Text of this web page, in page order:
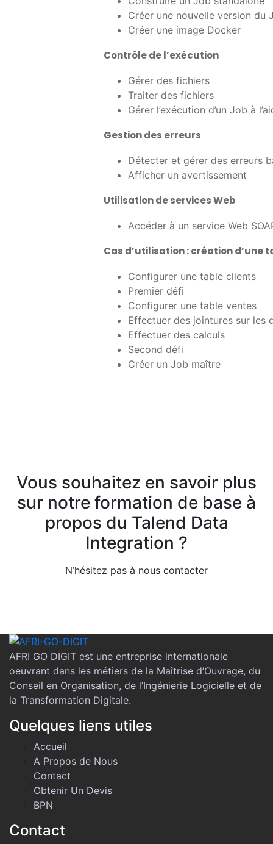
Créer une nouvelle version du
Créer une image Docker
Contrôle de l’exécution
Gérer des fichiers
Traiter des fichiers
Gérer l’exécution d’un Job à
Gestion des erreurs
Détecter et gérer des erreurs
Afficher un avertissement
Utilisation de services Web
Accéder à un service Web
Cas d’utilisation : création
Configurer une table clients
Premier défi
Configurer une table ventes
Effectuer des jointures sur les
Effectuer des calculs
Second défi
Créer un Job maître
Vous souhaitez en savoir plus
sur notre formation de base à
propos du Talend Data
Integration ?
N’hésitez pas à nous contacter
AFRI GO DIGIT est une entreprise internationale
oeuvrant dans les métiers de la Maîtrise d’Ouvrage, du
Conseil en Organisation, de l’Ingénierie Logicielle et de
la Transformation Digitale.
Quelques liens utiles
Accueil
A Propos de Nous
Contact
Obtenir Un Devis
BPN
Contact